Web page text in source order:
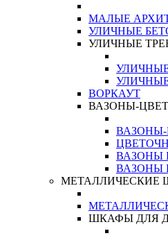
МАЛЫЕ
УЛИЧНЫЕ
УЛИЧНЫЕ
ВОРКАУТ
ВАЗОНЫ-
ВАЗОНЫ
ВАЗОНЫ
МЕТАЛЛИЧЕСКИЕ
ШКАФЫ ДЛЯ